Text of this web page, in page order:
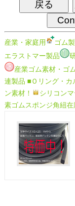
産業・家庭用 ゴム
エラストマー製品
産業ゴム素材・ゴ
連製品 ■Ｏリング・カ
ン素材！
シリコン
素ゴムスポンジ角紐在